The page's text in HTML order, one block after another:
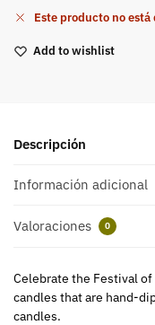
Este producto no
Add to wishlist
Descripción
Información adicional
Valoraciones 0
Celebrate the Festival
candles that are hand-
candles.